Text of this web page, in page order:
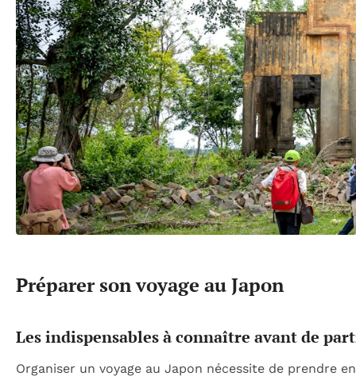
Préparer son voyage au Japon
Les indispensables à connaître avant de
Organiser un voyage au Japon nécessite de prendre